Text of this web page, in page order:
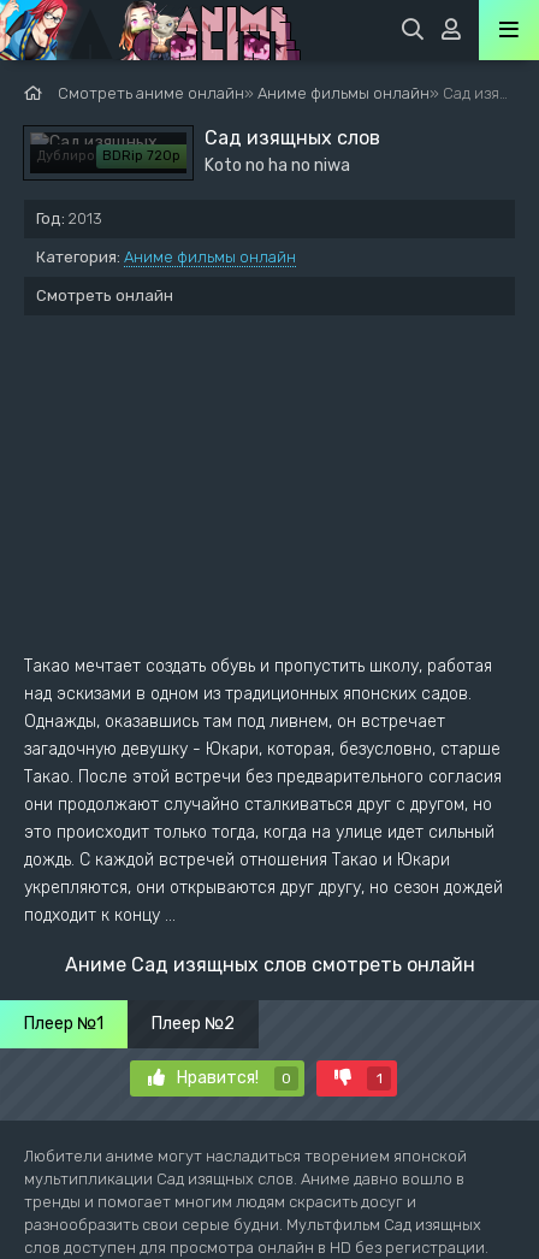
Смотреть аниме онлайн» Аниме фильмы онлайн» Сад изящных слов
ДублированныйBDRip 720p
Сад изящных слов
Koto no ha no niwa
Год: 2013
Категория: Аниме фильмы онлайн
Смотреть онлайн
Такао мечтает создать обувь и пропустить школу, работая
над эскизами в одном из традиционных японских садов.
Однажды, оказавшись там под ливнем, он встречает
загадочную девушку - Юкари, которая, безусловно, старше
Такао. После этой встречи без предварительного согласия
они продолжают случайно сталкиваться друг с другом, но
это происходит только тогда, когда на улице идет сильный
дождь. С каждой встречей отношения Такао и Юкари
укрепляются, они открываются друг другу, но сезон дождей
подходит к концу ...
Аниме Сад изящных слов смотреть онлайн
Плеер №1 Плеер №2
Нравится! 0 1
Любители аниме могут насладиться творением японской
мультипликации Сад изящных слов. Аниме давно вошло в
тренды и помогает многим людям скрасить досуг и
разнообразить свои серые будни. Мультфильм Сад изящных
слов доступен для просмотра онлайн в HD без регистрации.